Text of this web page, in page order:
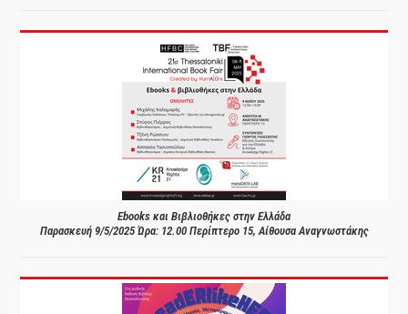
Ebooks και Βιβλιοθήκες στην Ελλάδα
Παρασκευή 9/5/2025 Ώρα: 12.00 Περίπτερο 15, Αίθουσα Αναγνωστάκης